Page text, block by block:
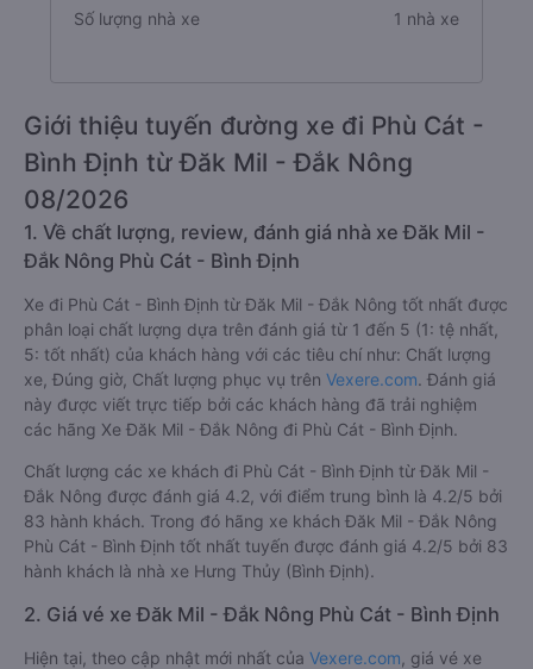
Số lượng nhà xe 1 nhà xe
Giới thiệu tuyến đường xe đi Phù Cát -
Bình Định từ Đăk Mil - Đắk Nông
08/2026
1. Về chất lượng, review, đánh giá nhà xe Đăk Mil -
Đắk Nông Phù Cát - Bình Định
Xe đi Phù Cát - Bình Định từ Đăk Mil - Đắk Nông tốt nhất được
phân loại chất lượng dựa trên đánh giá từ 1 đến 5 (1: tệ nhất,
5: tốt nhất) của khách hàng với các tiêu chí như: Chất lượng
xe, Đúng giờ, Chất lượng phục vụ trên Vexere.com. Đánh giá
này được viết trực tiếp bởi các khách hàng đã trải nghiệm
các hãng Xe Đăk Mil - Đắk Nông đi Phù Cát - Bình Định.
Chất lượng các xe khách đi Phù Cát - Bình Định từ Đăk Mil -
Đắk Nông được đánh giá 4.2, với điểm trung bình là 4.2/5 bởi
83 hành khách. Trong đó hãng xe khách Đăk Mil - Đắk Nông
Phù Cát - Bình Định tốt nhất tuyến được đánh giá 4.2/5 bởi 83
hành khách là nhà xe Hưng Thủy (Bình Định).
2. Giá vé xe Đăk Mil - Đắk Nông Phù Cát - Bình Định
Hiện tại, theo cập nhật mới nhất của Vexere.com , giá vé xe